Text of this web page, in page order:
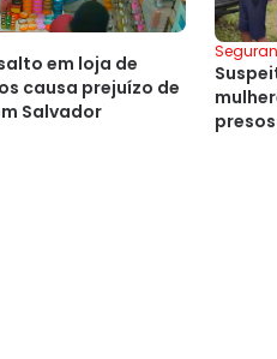
em loja de
causa prejuízo de
Salvador